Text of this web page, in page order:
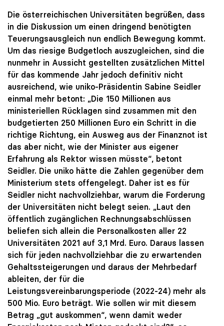
Die österreichischen Universitäten begrüßen, dass
in die Diskussion um einen dringend benötigten
Teuerungsausgleich nun endlich Bewegung kommt.
Um das riesige Budgetloch auszugleichen, sind die
nunmehr in Aussicht gestellten zusätzlichen Mittel
für das kommende Jahr jedoch definitiv nicht
ausreichend, wie uniko-Präsidentin Sabine Seidler
einmal mehr betont: „Die 150 Millionen aus
ministeriellen Rücklagen sind zusammen mit den
budgetierten 250 Millionen Euro ein Schritt in die
richtige Richtung, ein Ausweg aus der Finanznot ist
das aber nicht, wie der Minister aus eigener
Erfahrung als Rektor wissen müsste“, betont
Seidler. Die uniko hätte die Zahlen gegenüber dem
Ministerium stets offengelegt. Daher ist es für
Seidler nicht nachvollziehbar, warum die Forderung
der Universitäten nicht belegt seien. „Laut den
öffentlich zugänglichen Rechnungsabschlüssen
beliefen sich allein die Personalkosten aller 22
Universitäten 2021 auf 3,1 Mrd. Euro. Daraus lassen
sich für jeden nachvollziehbar die zu erwartenden
Gehaltssteigerungen und daraus der Mehrbedarf
ableiten, der für die
Leistungsvereinbarungsperiode (2022-24) mehr als
500 Mio. Euro beträgt. Wie sollen wir mit diesem
Betrag „gut auskommen“, wenn damit weder